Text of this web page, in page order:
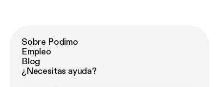
Sobre Podimo
Empleo
Blog
¿Necesitas ayuda?